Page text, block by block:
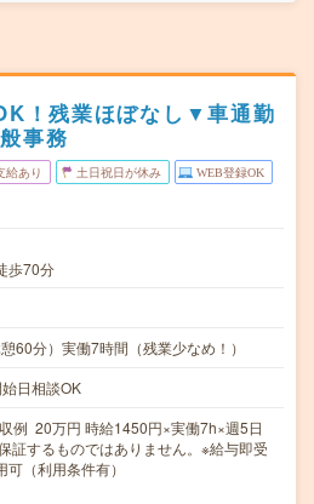
！残業ほぼなし▼車通勤
事務
給あり 土日祝日が休み WEB登録OK
歩70分
60分）実働7時間（残業少なめ！）
日相談OK
例 20万円 時給1450円×実働7h×週5日
証するものではありません。※給与即受
（利用条件有）